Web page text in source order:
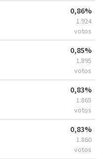
0,86%
1.924
votos
0,85%
1.895
votos
0,83%
1.865
votos
0,83%
1.860
votos